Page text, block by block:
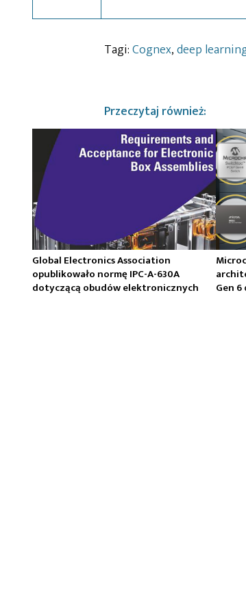
Tagi:Cognex,deep
Przeczytaj również:
Global Electronics Association
opublikowało normę IPC-A-630A
dotyczącą obudów elektronicznych
Gen